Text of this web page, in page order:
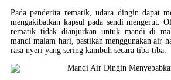
Pada penderita rematik, udara dingin dapat
mengakibatkan kapsul pada sendi mengerut.
rematik tidak dianjurkan untuk mandi di
mandi malam hari, pastikan menggunakan air
rasa nyeri yang sering kambuh secara tiba-tiba.